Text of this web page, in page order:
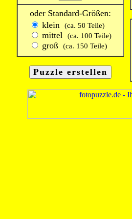
oder Standard-Größen:
klein
(ca. 50 Teile)
mittel (ca. 100 Teile)
groß (ca. 150 Teile)